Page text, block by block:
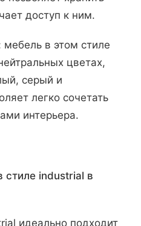
доступ к ним.
в этом стиле
цветах,
серый и
легко сочетать
интерьера.
стиле industrial в
идеально подходит